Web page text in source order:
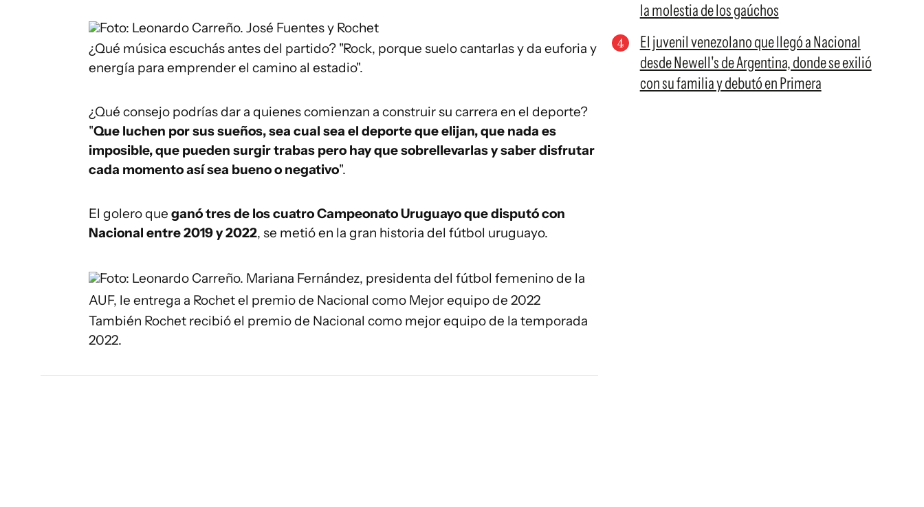
Foto: Leonardo Carreño. José Fuentes y Rochet
¿Qué música escuchás antes del partido? "Rock, porque suelo cantarlas y da euforia y
energía para emprender el camino al estadio".
¿Qué consejo podrías dar a quienes comienzan a construir su carrera en el deporte?
"Que luchen por sus sueños, sea cual sea el deporte que elijan, que nada es
imposible, que pueden surgir trabas pero hay que sobrellevarlas y saber disfrutar
cada momento así sea bueno o negativo".
El golero que ganó tres de los cuatro Campeonato Uruguayo que disputó con
Nacional entre 2019 y 2022, se metió en la gran historia del fútbol uruguayo.
Foto: Leonardo Carreño. Mariana Fernández, presidenta del fútbol femenino de la
AUF, le entrega a Rochet el premio de Nacional como Mejor equipo de 2022
También Rochet recibió el premio de Nacional como mejor equipo de la temporada
2022.
la molestia de los gaúchos
El juvenil venezolano que llegó a Nacional
desde Newell's de Argentina, donde se exilió
con su familia y debutó en Primera